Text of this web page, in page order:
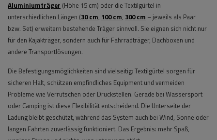
Aluminiumträger (Höhe 15 cm) oder die Textilgürtel in
unterschiedlichen Längen (30 cm, 100 cm, 300 cm – jeweils als Paar
bzw. Set) erweitern bestehende Träger sinnvoll. Sie eignen sich nicht nur
für den Kajakträger, sondern auch für Fahrradträger, Dachboxen und
andere Transportlösungen.
Die Befestigungsmöglichkeiten sind vielseitig: Textilgürtel sorgen für
sicheren Halt, schützen empfindliches Equipment und vermeiden
Probleme wie Verrutschen oder Druckstellen. Gerade bei Wassersport
oder Camping ist diese Flexibilität entscheidend. Die Unterseite der
Ladung bleibt geschützt, während das System auch bei Wind, Sonne oder
langen Fahrten zuverlässig funktioniert. Das Ergebnis: mehr Spaß,